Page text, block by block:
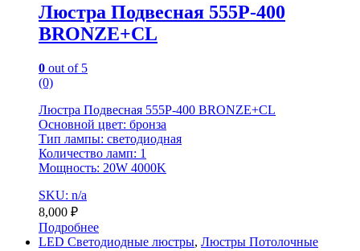
Люстра Подвесная 555P-400
BRONZE+CL
0 out of 5
(0)
Люстра Подвесная 555P-400 BRONZE+CL
Основной цвет: бронза
Тип лампы: светодиодная
Количество ламп: 1
Мощность: 20W 4000K
SKU: n/a
8,000 ₽
Подробнее
LED Светодиодные люстры, Люстры Потолочные